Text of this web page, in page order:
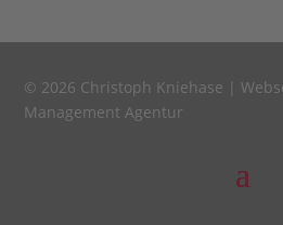
© 2026 Christoph Kniehase |
Management Agentur